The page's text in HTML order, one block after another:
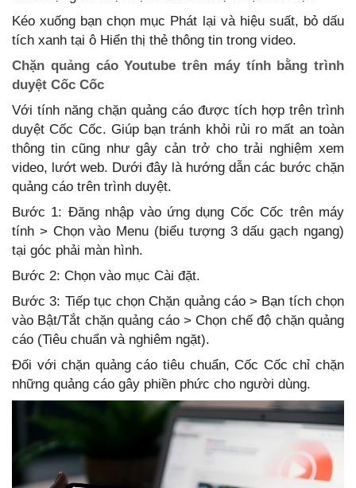
Kéo xuống bạn chọn mục Phát lại và hiệu suất, bỏ dấu
tích xanh tại ô Hiển thị thẻ thông tin trong video.
Chặn quảng cáo Youtube trên máy tính bằng trình
duyệt Cốc Cốc
Với tính năng chặn quảng cáo được tích hợp trên trình
duyệt Cốc Cốc. Giúp bạn tránh khỏi rủi ro mất an toàn
thông tin cũng như gây cản trở cho trải nghiệm xem
video, lướt web. Dưới đây là hướng dẫn các bước chặn
quảng cáo trên trình duyệt.
Bước 1: Đăng nhập vào ứng dụng Cốc Cốc trên máy
tính > Chọn vào Menu (biểu tượng 3 dấu gạch ngang)
tại góc phải màn hình.
Bước 2: Chọn vào mục Cài đặt.
Bước 3: Tiếp tục chọn Chặn quảng cáo > Bạn tích chọn
vào Bật/Tắt chặn quảng cáo > Chọn chế độ chặn quảng
cáo (Tiêu chuẩn và nghiêm ngặt).
Đối với chặn quảng cáo tiêu chuẩn, Cốc Cốc chỉ chặn
những quảng cáo gây phiền phức cho người dùng.